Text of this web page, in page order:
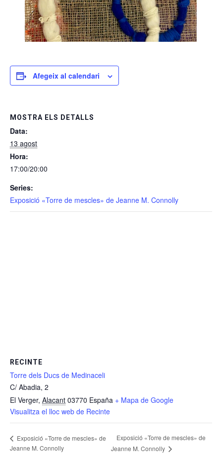
Afegeix al calendari
MOSTRA ELS DETALLS
Data:
13 agost
Hora:
17:00/20:00
Series:
Exposició «Torre de mescles» de Jeanne M. Connolly
RECINTE
Torre dels Ducs de Medinaceli
C/ Abadia, 2
El Verger, Alacant 03770 España + Mapa de Google
Visualitza el lloc web de Recinte
Exposició «Torre de mescles» de
Jeanne M. Connolly
Exposició «Torre de mescles» de
Jeanne M. Connolly